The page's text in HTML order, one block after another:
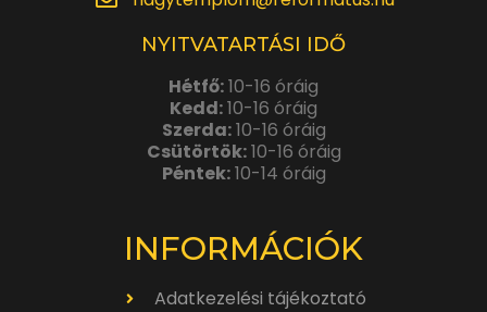
NYITVATARTÁSI IDŐ
Hétfő:10-16 óráig
Kedd:10-16 óráig
Szerda:10-16 óráig
Csütörtök:10-16 óráig
Péntek:10-14 óráig
INFORMÁCIÓK
Adatkezelési tájékoztató